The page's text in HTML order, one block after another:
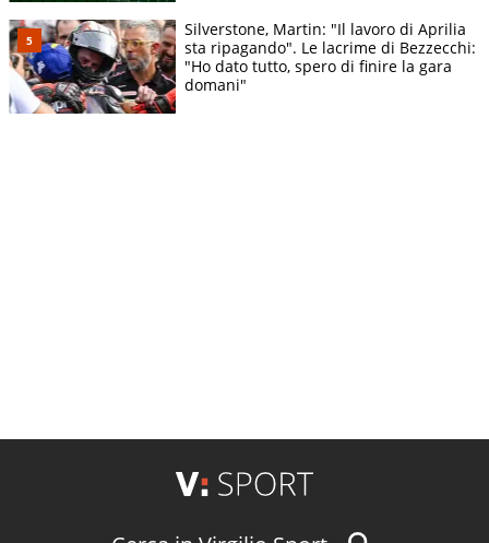
Silverstone, Martin: "Il lavoro di Aprilia
sta ripagando". Le lacrime di Bezzecchi:
"Ho dato tutto, spero di finire la gara
domani"